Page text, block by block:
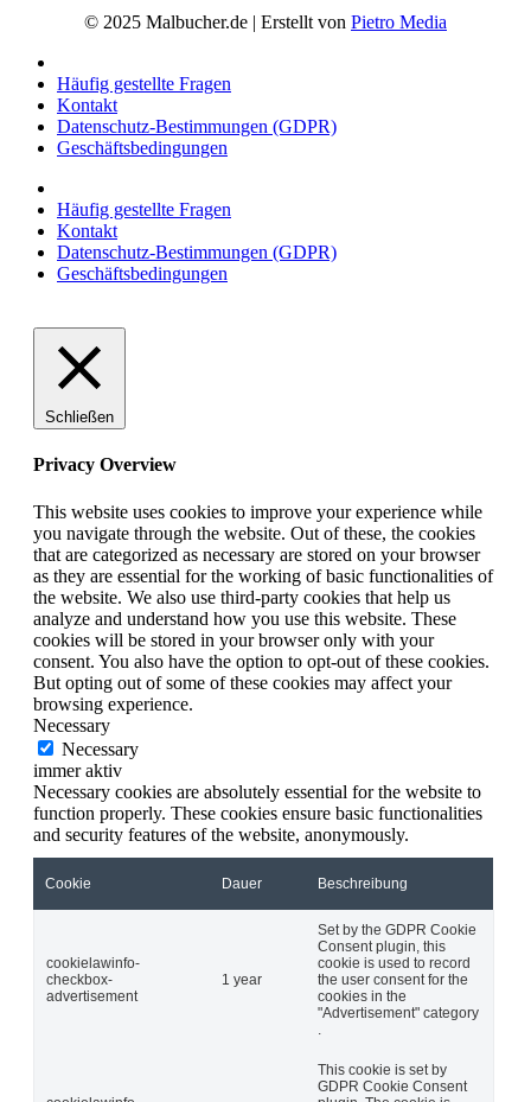
© 2025 Malbucher.de | Erstellt von Pietro Media
Häufig gestellte Fragen
Kontakt
Datenschutz-Bestimmungen (GDPR)
Geschäftsbedingungen
Häufig gestellte Fragen
Kontakt
Datenschutz-Bestimmungen (GDPR)
Geschäftsbedingungen
Schließen
Privacy Overview
This website uses cookies to improve your experience while
you navigate through the website. Out of these, the cookies
that are categorized as necessary are stored on your browser
as they are essential for the working of basic functionalities of
the website. We also use third-party cookies that help us
analyze and understand how you use this website. These
cookies will be stored in your browser only with your
consent. You also have the option to opt-out of these cookies.
But opting out of some of these cookies may affect your
browsing experience.
Necessary
Necessary
immer aktiv
Necessary cookies are absolutely essential for the website to
function properly. These cookies ensure basic functionalities
and security features of the website, anonymously.
Cookie Dauer Beschreibung
cookielawinfo-
checkbox-
advertisement
1 year
Set by the GDPR Cookie
Consent plugin, this
cookie is used to record
the user consent for the
cookies in the
"Advertisement" category
This cookie is set by
GDPR Cookie Consent